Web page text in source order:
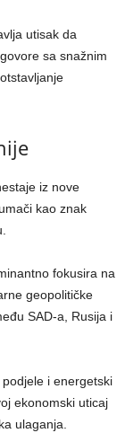
utisak da
sa snažnim
iz nove
kao znak
fokusira na
geopolitičke
SAD-a, Rusija i
i energetski
ekonomski uticaj
ulaganja.